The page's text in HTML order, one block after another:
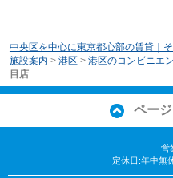
中央区を中心に東京都心部の賃貸｜
施設案内 > 港区 > 港区のコンビニエ
目店
ペー
営
定休日:年中無